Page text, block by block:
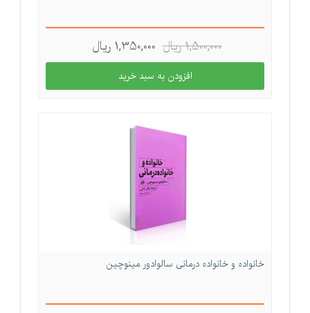
1,500,000 ريال 1,350,000 ريال
خانواده و خانواده درمانی سالوادور مینوچین